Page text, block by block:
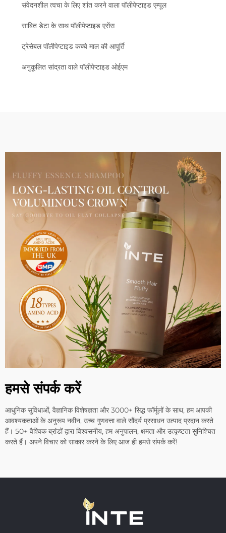
संवेदनशील त्वचा के लिए शांत करने वाला पॉलीपेप्टाइड एम्पूल
साबित डेटा के साथ पॉलीपेप्टाइड एसेंस
ट्रेसेबल पॉलीपेप्टाइड कच्चे माल की आपूर्ति
अनुकूलित सांद्रता वाले पॉलीपेप्टाइड ओईएम
हमसे संपर्क करें
आधुनिक सुविधाओं, वैज्ञानिक विशेषज्ञता और 3000+ सिद्ध फॉर्मूलों के साथ, हम आपकी
आवश्यकताओं के अनुरूप नवीन, उच्च गुणवत्ता वाले सौंदर्य प्रसाधन उत्पाद प्रदान करते
हैं। 50+ वैश्विक ब्रांडों द्वारा विश्वसनीय, हम अनुपालन, क्षमता और उत्कृष्टता सुनिश्चित
करते हैं। अपने विचार को साकार करने के लिए आज ही हमसे संपर्क करें!